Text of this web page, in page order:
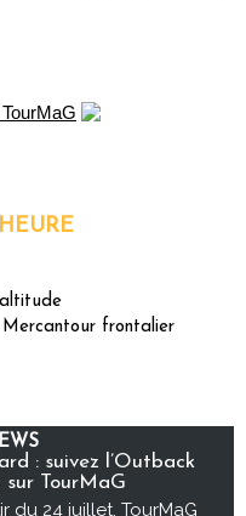
HEURE
Mercantour frontalier
: suivez l’Outback
TourMaG
du 24 juillet, TourMaG